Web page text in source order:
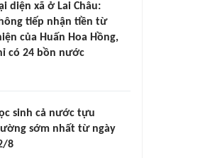
diện xã ở Lai Châu:
tiếp nhận tiền từ
của Huấn Hoa Hồng,
có 24 bồn nước
sinh cả nước tựu
sớm nhất từ ngày
8